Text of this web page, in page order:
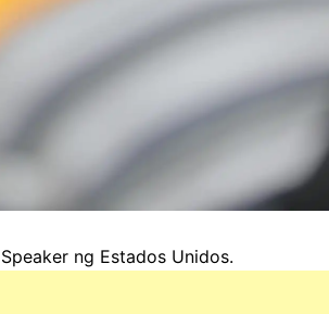
ng Estados Unidos.